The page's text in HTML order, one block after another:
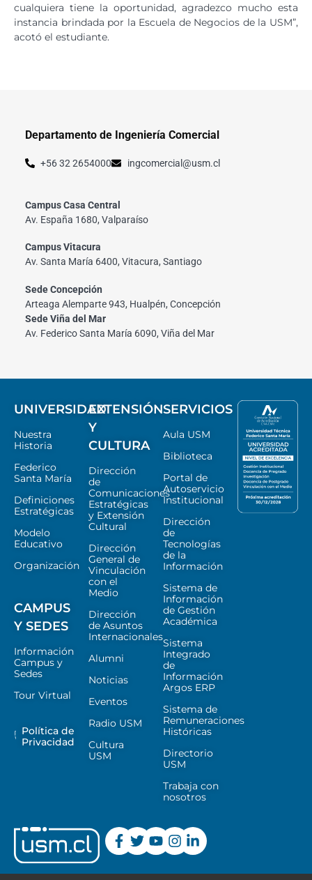
cualquiera tiene la oportunidad, agradezco mucho esta
instancia brindada por la Escuela de Negocios de la USM”,
acotó el estudiante.
Departamento de Ingeniería Comercial
+56 32 2654000 ingcomercial@usm.cl
Campus Casa Central
Av. España 1680, Valparaíso
Campus Vitacura
Av. Santa María 6400, Vitacura, Santiago
Sede Concepción
Arteaga Alemparte 943, Hualpén, Concepción
Sede Viña del Mar
Av. Federico Santa María 6090, Viña del Mar
UNIVERSIDAD
Nuestra
Historia
Federico
Santa María
Definiciones
Estratégicas
Modelo
Educativo
Organización
CAMPUS
Y SEDES
Información
Campus y
Sedes
Tour Virtual
Política de
Privacidad
EXTENSIÓN
Y
CULTURA
Dirección
de
Comunicaciones
Estratégicas
y Extensión
Cultural
Dirección
General de
Vinculación
con el
Medio
Dirección
de Asuntos
Internacionales
Alumni
Noticias
Eventos
Radio USM
Cultura
USM
SERVICIOS
Aula USM
Biblioteca
Portal de
Autoservicio
Institucional
Dirección
de
Tecnologías
de la
Información
Sistema de
Información
de Gestión
Académica
Sistema
Integrado
de
Información
Argos ERP
Sistema de
Remuneraciones
Históricas
Directorio
USM
Trabaja con
nosotros